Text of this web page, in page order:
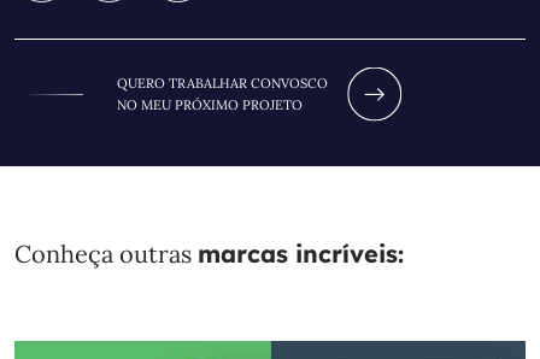
QUERO TRABALHAR CONVOSCO
NO MEU PRÓXIMO PROJETO
Conheça outras marcas incríveis: